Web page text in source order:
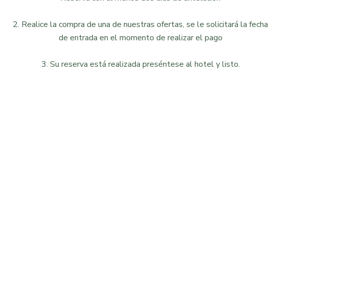
2. Realice la compra de una de nuestras ofertas, se le solicitará la fecha
de entrada en el momento de realizar el pago
3. Su reserva está realizada preséntese al hotel y listo.